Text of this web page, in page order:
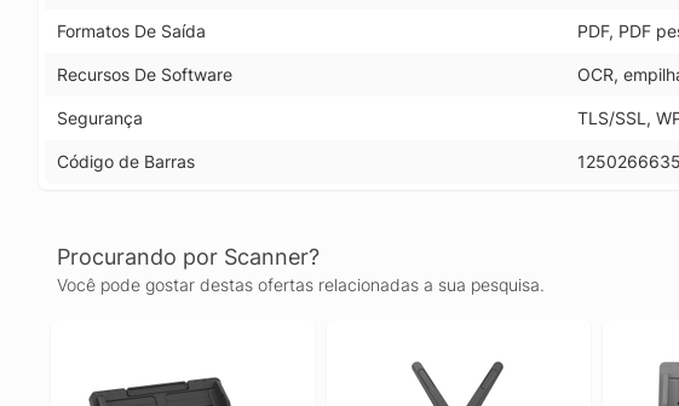
Formatos De Saída PDF, PDF
Recursos De Software OCR,
Segurança TLS/SSL,
Código de Barras
Procurando por Scanner?
Você pode gostar destas ofertas relacionadas a sua pesquisa.